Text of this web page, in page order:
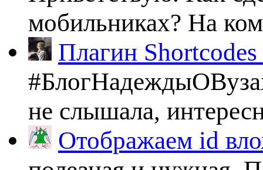
мобильниках? На
Плагин
не слышала,
Отображаем id